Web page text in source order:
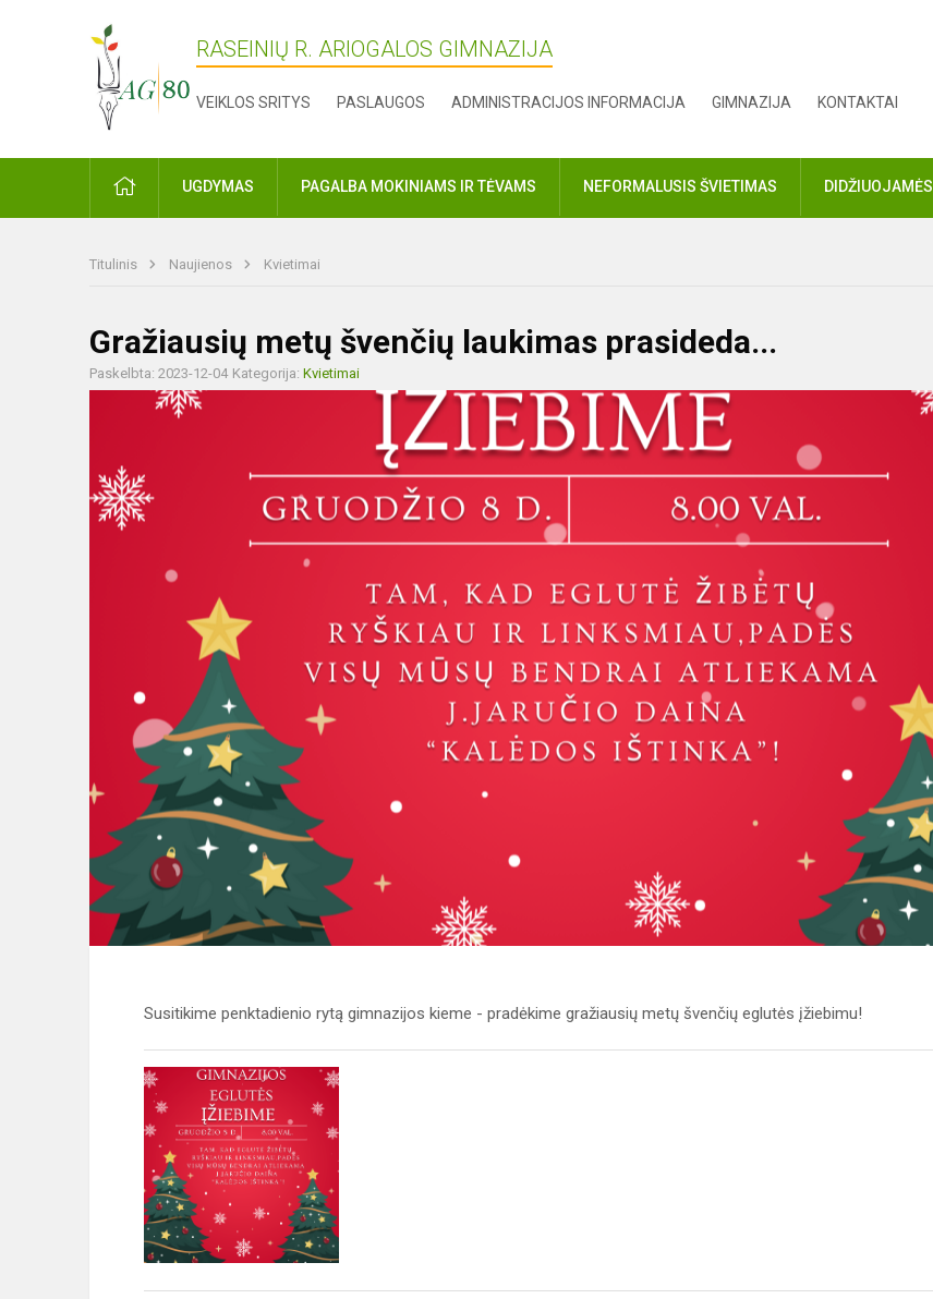
RASEINIŲ R. ARIOGALOS GIMNAZIJA
VEIKLOS SRITYS PASLAUGOS ADMINISTRACIJOS INFORMACIJA GIMNAZIJA KONTAKTAI
PRADŽIAUGDYMAS PAGALBA MOKINIAMS IR TĖVAMS NEFORMALUSIS ŠVIETIMAS DIDŽIUOJAMĖS
Titulinis Naujienos Kvietimai
Gražiausių metų švenčių laukimas prasideda...
Paskelbta: 2023-12-04 Kategorija: Kvietimai
Susitikime penktadienio rytą gimnazijos kieme - pradėkime gražiausių metų švenčių eglutės įžiebimu!